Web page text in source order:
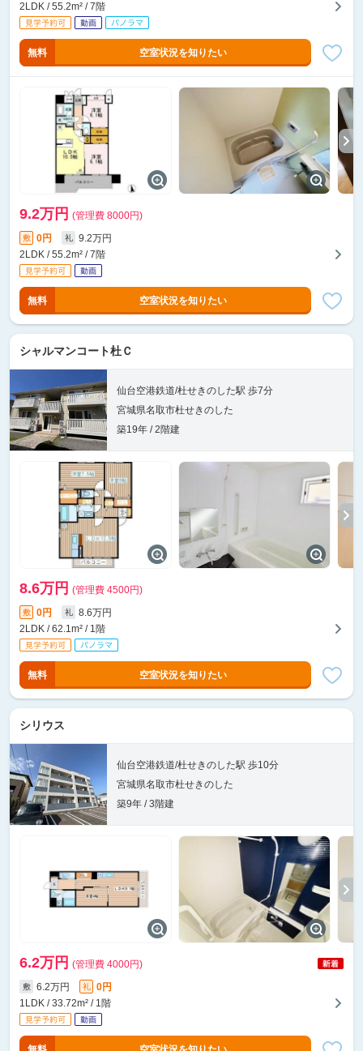
2LDK / 55.2m² / 7階
無料 空室状況を知りたい
9.2万円 (管理費 8000円)
敷 0円 礼
9.2万円
2LDK / 55.2m² / 7階
無料 空室状況を知りたい
シャルマンコート杜Ｃ
仙台空港鉄道/杜せきのした駅 歩7分
宮城県名取市杜せきのした
築19年 / 2階建
8.6万円 (管理費 4500円)
敷 0円 礼
8.6万円
2LDK / 62.1m² / 1階
無料 空室状況を知りたい
シリウス
仙台空港鉄道/杜せきのした駅 歩10分
宮城県名取市杜せきのした
築9年 / 3階建
6.2万円 (管理費 4000円)
敷 6.2万円 礼
0円
1LDK / 33.72m² / 1階